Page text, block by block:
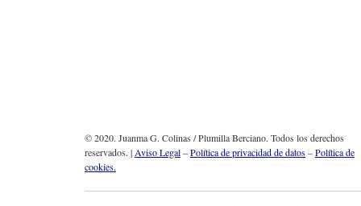
© 2020. Juanma G. Colinas / Plumilla Berciano. Todos los derechos
reservados. |Aviso Legal–Política de privacidad de datos–Política de
cookies.